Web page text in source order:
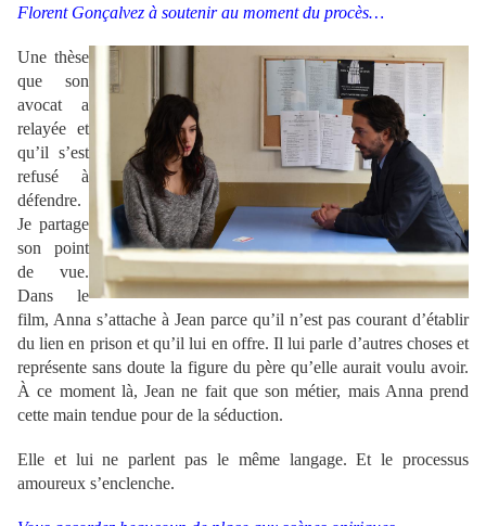
Florent Gonçalvez à soutenir au moment du procès…
Une thèse
que son
avocat a
relayée et
qu’il s’est
refusé à
défendre.
Je partage
son point
de vue.
Dans le
film, Anna s’attache à Jean parce qu’il n’est pas courant d’établir
du lien en prison et qu’il lui en offre. Il lui parle d’autres choses et
représente sans doute la figure du père qu’elle aurait voulu avoir.
À ce moment là, Jean ne fait que son métier, mais Anna prend
cette main tendue pour de la séduction.
Elle et lui ne parlent pas le même langage. Et le processus
amoureux s’enclenche.